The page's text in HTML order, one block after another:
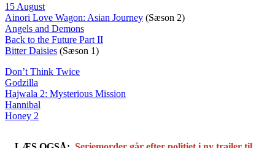
15 August
Ainori Love Wagon: Asian Journey (Sæson 2)
Angels and Demons
Back to the Future Part II
Bitter Daisies (Sæson 1)
Don’t Think Twice
Godzilla
Hajwala 2: Mysterious Mission
Hannibal
Honey 2